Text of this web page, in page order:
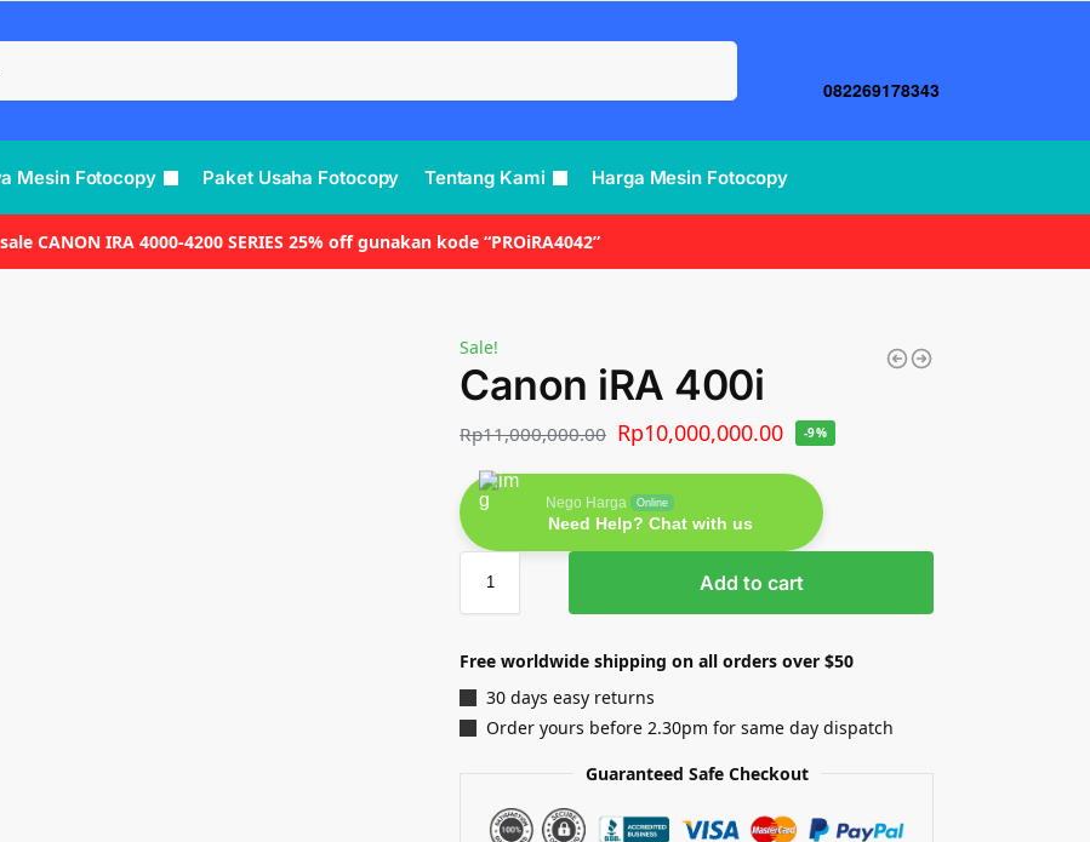
082269178343
Mesin Fotocopy Paket Usaha Fotocopy Tentang Kami Harga Mesin Fotocopy
CANON IRA 4000-4200 SERIES 25% off gunakan kode “PROiRA4042”
Sale!
Canon iRA 400i
Rp11,000,000.00 Rp10,000,000.00 -9%
Nego Harga Online
Need Help? Chat with us
Add to cart
Free worldwide shipping on all orders over $50
30 days easy returns
Order yours before 2.30pm for same day dispatch
Guaranteed Safe Checkout